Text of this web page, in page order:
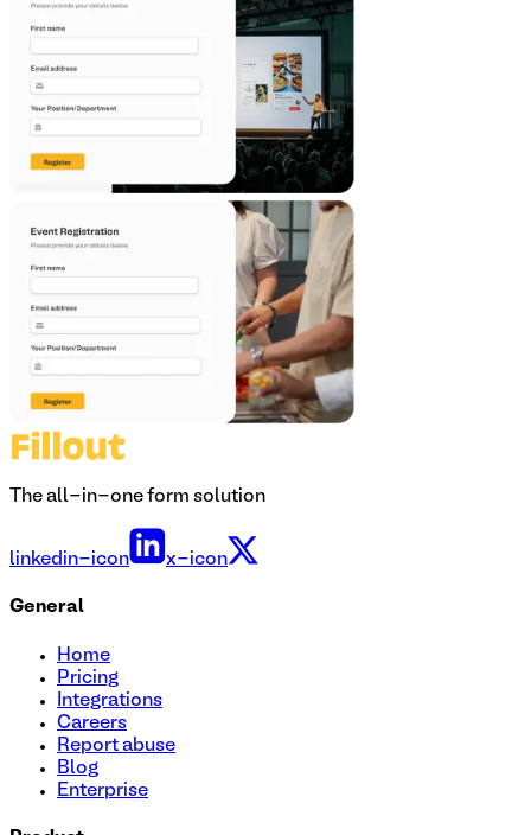
The all-in-one form solution
linkedin-icon x-icon
General
Home
Pricing
Integrations
Careers
Report abuse
Blog
Enterprise